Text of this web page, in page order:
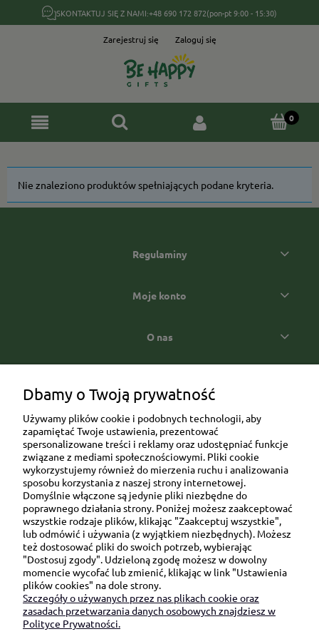
SKONTAKTUJ SIĘ Z NAMI:+48 690 172 872(pon-pt 9:00 - 15:30)
Zarejestruj się Zaloguj się
Nie znaleziono produktów spełniających podane kryteria.
Regulaminy
Moje konto
O nas
Ul. Brukowa 6/8 lok. 57/58
91-341 Łódź
NIP: 6751510615
SKONTAKTUJ SIĘ Z NAMI:
sklep@be-happygifts.com
+48 690 172 872
(pon-pt 9:00 - 15:30)
Dbamy o Twoją prywatność
Używamy plików cookie i podobnych technologii, aby
zapamiętać Twoje ustawienia, prezentować
spersonalizowane treści i reklamy oraz udostępniać funkcje
związane z mediami społecznościowymi. Pliki cookie
wykorzystujemy również do mierzenia ruchu i analizowania
sposobu korzystania z naszej strony internetowej.
Domyślnie włączone są jedynie pliki niezbędne do
poprawnego działania strony. Poniżej możesz zaakceptować
wszystkie rodzaje plików, klikając "Zaakceptuj wszystkie",
lub odmówić i używania (z wyjątkiem niezbędnych). Możesz
też dostosować pliki do swoich potrzeb, wybierając
"Dostosuj zgody". Udzieloną zgodę możesz w dowolny
momencie wycofać lub zmienić, klikając w link "Ustawienia
plików cookies" na dole strony.
Szczegóły o używanych przez nas plikach cookie oraz
zasadach przetwarzania danych osobowych znajdziesz w
Polityce Prywatności.